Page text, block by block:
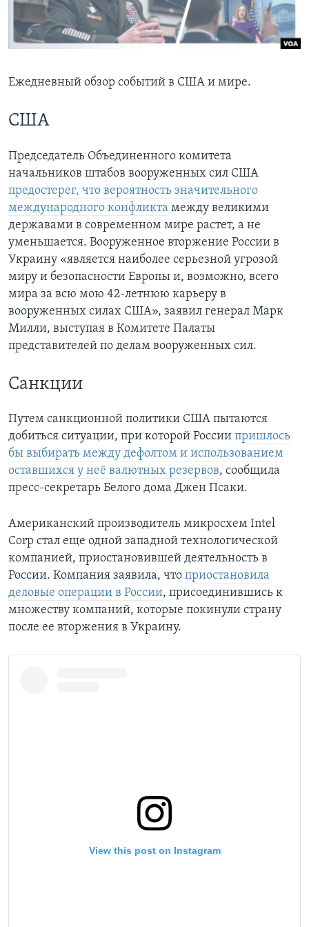
Learning English
Языки
Ежедневный обзор событий в США и мире.
США
Председатель Объединенного комитета
начальников штабов вооруженных сил США
предостерег, что вероятность значительного
международного конфликта между великими
державами в современном мире растет, а не
уменьшается. Вооруженное вторжение России в
Украину «является наиболее серьезной угрозой
миру и безопасности Европы и, возможно, всего
мира за всю мою 42-летнюю карьеру в
вооруженных силах США», заявил генерал Марк
Милли, выступая в Комитете Палаты
представителей по делам вооруженных сил.
Санкции
Путем санкционной политики США пытаются
добиться ситуации, при которой России пришлось
бы выбирать между дефолтом и использованием
оставшихся у неё валютных резервов, сообщила
пресс-секретарь Белого дома Джен Псаки.
Американский производитель микросхем Intel
Corp стал еще одной западной технологической
компанией, приостановившей деятельность в
России. Компания заявила, что приостановила
деловые операции в России, присоединившись к
множеству компаний, которые покинули страну
после ее вторжения в Украину.